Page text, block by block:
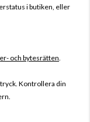
i butiken, eller
och bytesrätten.
Kontrollera din